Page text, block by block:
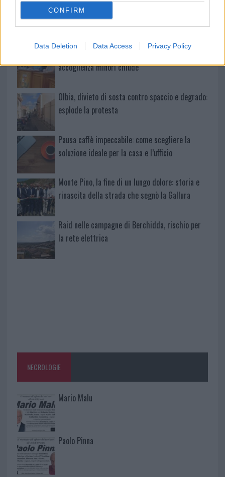
CONFIRM
Data Deletion Data Access Privacy Policy
Michelle Hunziker in Gallura, bella anche dal
vivo: un amico vip svela come fa
Calangianus, dopo le polemiche il centro
accoglienza minori chiude
Olbia, divieto di sosta contro spaccio e degrado:
esplode la protesta
Pausa caffè impeccabile: come scegliere la
soluzione ideale per la casa e l’ufficio
Monte Pino, la fine di un lungo dolore: storia e
rinascita della strada che segnò la Gallura
Raid nelle campagne di Berchidda, rischio per
la rete elettrica
NECROLOGIE
Mario Malu
Paolo Pinna